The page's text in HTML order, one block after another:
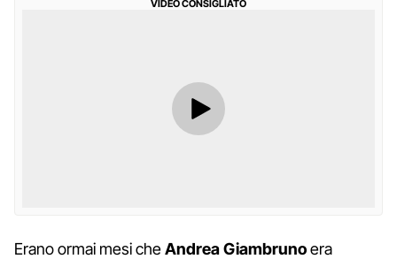
VIDEO CONSIGLIATO
Erano ormai mesi cheAndrea Giambrunoera